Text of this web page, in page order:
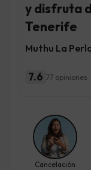
y disfruta
Tenerife
Muthu La
7.6 77 opiniones
Cancelación